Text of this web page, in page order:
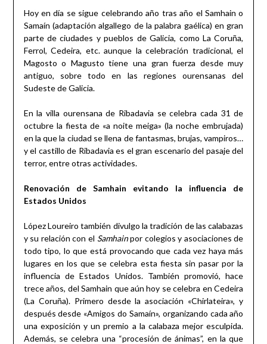
Hoy en día se sigue celebrando año tras año el Samhain o
Samaín (adaptación algallego de la palabra gaélica) en gran
parte de ciudades y pueblos de Galicia, como La Coruña,
Ferrol, Cedeira, etc. aunque la celebración tradicional, el
Magosto o Magusto tiene una gran fuerza desde muy
antiguo, sobre todo en las regiones ourensanas del
Sudeste de Galicia.
En la villa ourensana de Ribadavia se celebra cada 31 de
octubre la fiesta de «a noite meiga» (la noche embrujada)
en la que la ciudad se llena de fantasmas, brujas, vampiros…
y el castillo de Ribadavia es el gran escenario del pasaje del
terror, entre otras actividades.
Renovación de Samhain evitando la influencia de
Estados Unidos
López Loureiro también divulgo la tradición de las calabazas
y su relación con el Samhainpor colegios y asociaciones de
todo tipo, lo que está provocando que cada vez haya más
lugares en los que se celebra esta fiesta sin pasar por la
influencia de Estados Unidos. También promovió, hace
trece años, del Samhain que aún hoy se celebra en Cedeira
(La Coruña). Primero desde la asociación «Chirlateira», y
después desde «Amigos do Samaín», organizando cada año
una exposición y un premio a la calabaza mejor esculpida.
Además, se celebra una “procesión de ánimas”, en la que